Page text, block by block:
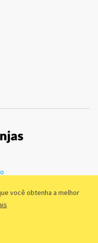
você obtenha a melhor
0001-89 - Rua Dr.
Paulo/SP - Brasil